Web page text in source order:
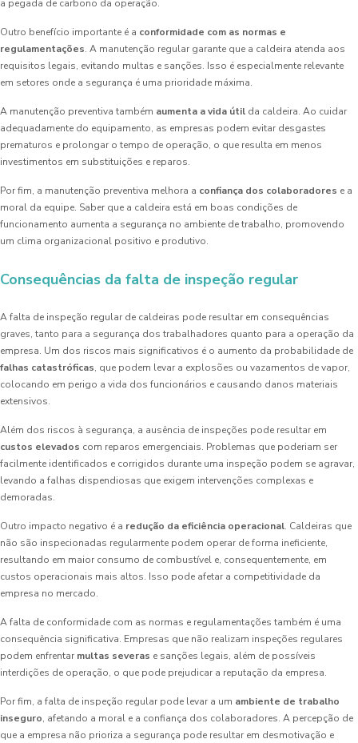
a pegada de carbono da operação.
Outro benefício importante é a conformidade com as normas e
regulamentações. A manutenção regular garante que a caldeira atenda aos
requisitos legais, evitando multas e sanções. Isso é especialmente relevante
em setores onde a segurança é uma prioridade máxima.
A manutenção preventiva também aumenta a vida útil da caldeira. Ao cuidar
adequadamente do equipamento, as empresas podem evitar desgastes
prematuros e prolongar o tempo de operação, o que resulta em menos
investimentos em substituições e reparos.
Por fim, a manutenção preventiva melhora a confiança dos colaboradores e a
moral da equipe. Saber que a caldeira está em boas condições de
funcionamento aumenta a segurança no ambiente de trabalho, promovendo
um clima organizacional positivo e produtivo.
Consequências da falta de inspeção regular
A falta de inspeção regular de caldeiras pode resultar em consequências
graves, tanto para a segurança dos trabalhadores quanto para a operação da
empresa. Um dos riscos mais significativos é o aumento da probabilidade de
falhas catastróficas, que podem levar a explosões ou vazamentos de vapor,
colocando em perigo a vida dos funcionários e causando danos materiais
extensivos.
Além dos riscos à segurança, a ausência de inspeções pode resultar em
custos elevados com reparos emergenciais. Problemas que poderiam ser
facilmente identificados e corrigidos durante uma inspeção podem se agravar,
levando a falhas dispendiosas que exigem intervenções complexas e
demoradas.
Outro impacto negativo é a redução da eficiência operacional. Caldeiras que
não são inspecionadas regularmente podem operar de forma ineficiente,
resultando em maior consumo de combustível e, consequentemente, em
custos operacionais mais altos. Isso pode afetar a competitividade da
empresa no mercado.
A falta de conformidade com as normas e regulamentações também é uma
consequência significativa. Empresas que não realizam inspeções regulares
podem enfrentar multas severas e sanções legais, além de possíveis
interdições de operação, o que pode prejudicar a reputação da empresa.
Por fim, a falta de inspeção regular pode levar a um ambiente de trabalho
inseguro, afetando a moral e a confiança dos colaboradores. A percepção de
que a empresa não prioriza a segurança pode resultar em desmotivação e